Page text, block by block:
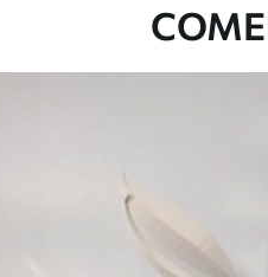
de design Uwalls
sob encomenda e
com revestimento de
ser limpo suavemente com